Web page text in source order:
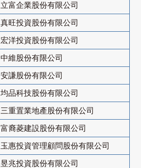
立富企業股份有限公司
真旺投資股份有限公司
宏洋投資股份有限公司
中維股份有限公司
安謙股份有限公司
均品科技股份有限公司
三重置業地產股份有限公司
富裔菱建設股份有限公司
玉惠投資管理顧問股份有限公司
昱兆投資股份有限公司